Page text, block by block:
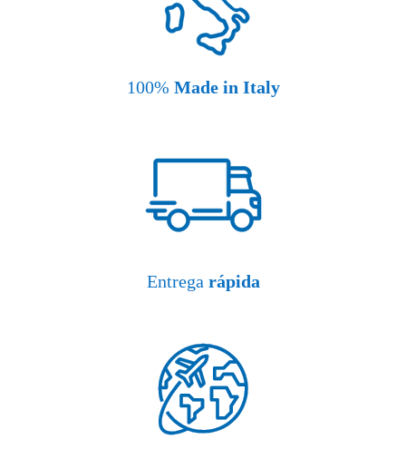
100% Made in Italy
Entrega rápida